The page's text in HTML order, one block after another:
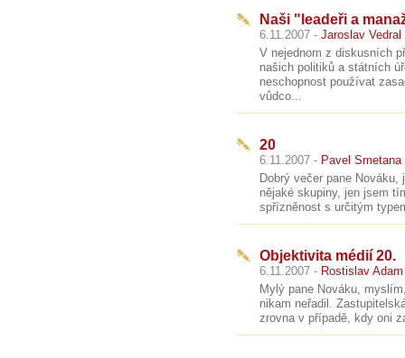
Naši "leadeři a
6.11.2007 - Jaroslav Vedral
V nejednom z diskusních
našich politiků a státních
neschopnost používat
vůdco...
20
6.11.2007 - Pavel Smetana
Dobrý večer pane
nějaké skupiny, jen jsem
spřízněnost s určitým
Objektivita médií 20.
6.11.2007 - Rostislav Adam
Mylý pane Nováku,
nikam neřadil.
zrovna v případě, kdy oni